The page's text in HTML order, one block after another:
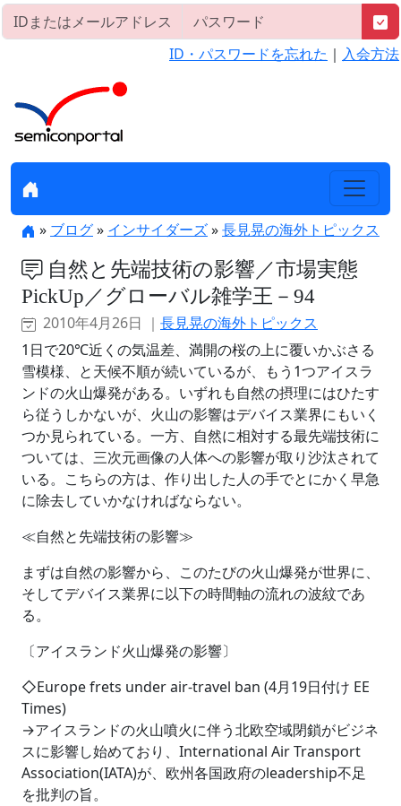
ID・パスワードを忘れた ｜ 入会方法
» ブログ» インサイダーズ»長見晃の海外トピックス
自然と先端技術の影響／市場実態
PickUp／グローバル雑学王－94
2010年4月26日 ｜ 長見晃の海外トピックス
1日で20℃近くの気温差、満開の桜の上に覆いかぶさる
雪模様、と天候不順が続いているが、もう1つアイスラ
ンドの火山爆発がある。いずれも自然の摂理にはひたす
ら従うしかないが、火山の影響はデバイス業界にもいく
つか見られている。一方、自然に相対する最先端技術に
ついては、三次元画像の人体への影響が取り沙汰されて
いる。こちらの方は、作り出した人の手でとにかく早急
に除去していかなければならない。
≪自然と先端技術の影響≫
まずは自然の影響から、このたびの火山爆発が世界に、
そしてデバイス業界に以下の時間軸の流れの波紋であ
る。
〔アイスランド火山爆発の影響〕
◇Europe frets under air-travel ban (4月19日付け EE
Times)
→アイスランドの火山噴火に伴う北欧空域閉鎖がビジネ
スに影響し始めており、International Air Transport
Association(IATA)が、欧州各国政府のleadership不足
を批判の旨。